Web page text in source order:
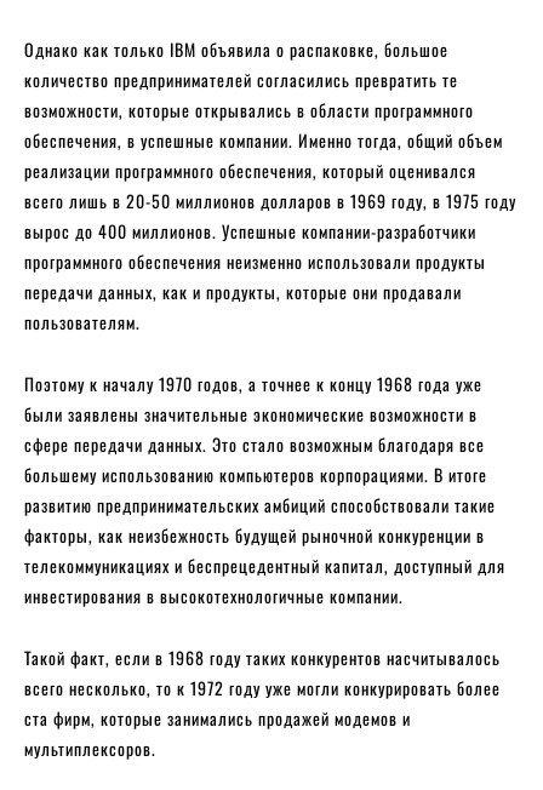
Однако как только IBM объявила о распаковке, большое
количество предпринимателей согласились превратить те
возможности, которые открывались в области программного
обеспечения, в успешные компании. Именно тогда, общий объем
реализации программного обеспечения, который оценивался
всего лишь в 20-50 миллионов долларов в 1969 году, в 1975 году
вырос до 400 миллионов. Успешные компании-разработчики
программного обеспечения неизменно использовали продукты
передачи данных, как и продукты, которые они продавали
пользователям.
Поэтому к началу 1970 годов, а точнее к концу 1968 года уже
были заявлены значительные экономические возможности в
сфере передачи данных. Это стало возможным благодаря все
большему использованию компьютеров корпорациями. В итоге
развитию предпринимательских амбиций способствовали такие
факторы, как неизбежность будущей рыночной конкуренции в
телекоммуникациях и беспрецедентный капитал, доступный для
инвестирования в высокотехнологичные компании.
Такой факт, если в 1968 году таких конкурентов насчитывалось
всего несколько, то к 1972 году уже могли конкурировать более
ста фирм, которые занимались продажей модемов и
мультиплексоров.